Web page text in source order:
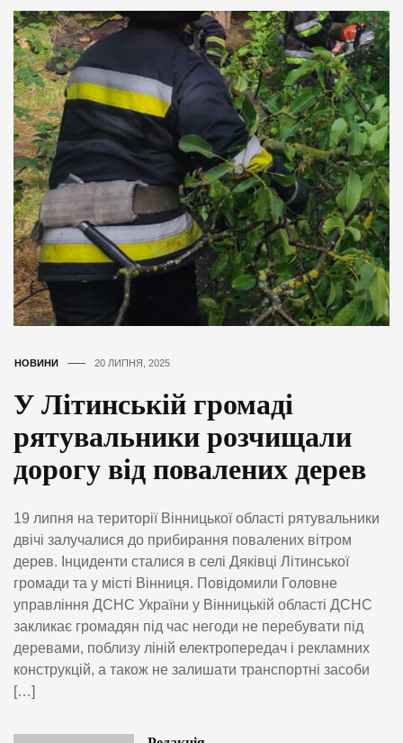
НОВИНИ 20 ЛИПНЯ, 2025
У Літинській громаді
рятувальники розчищали
дорогу від повалених дерев
19 липня на території Вінницької області рятувальники
двічі залучалися до прибирання повалених вітром
дерев. Інциденти сталися в селі Дяківці Літинської
громади та у місті Вінниця. Повідомили Головне
управління ДСНС України у Вінницькій області ДСНС
закликає громадян під час негоди не перебувати під
деревами, поблизу ліній електропередач і рекламних
конструкцій, а також не залишати транспортні засоби
[…]